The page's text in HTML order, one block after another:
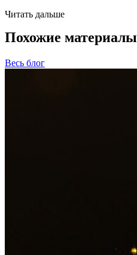
Читать дальше
Похожие материалы
Весь блог